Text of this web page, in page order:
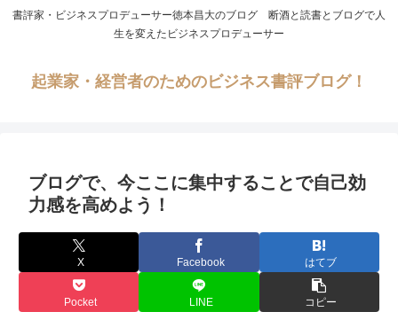
書評家・ビジネスプロデューサー徳本昌大のブログ 断酒と読書とブログで人
生を変えたビジネスプロデューサー
起業家・経営者のためのビジネス書評ブログ！
ブログで、今ここに集中することで自己効
力感を高めよう！
X Facebook はてブ
Pocket LINE コピー